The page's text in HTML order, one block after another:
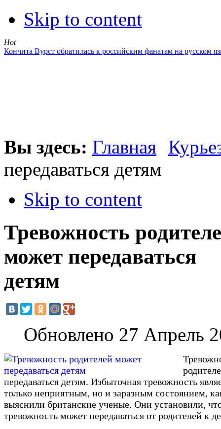
Skip to content
Hot
Кончита Вурст обратилась к российским фанатам на русском
Вы здесь: Главная
передаваться детям
Skip to content
Тревожность
может передаваться
детям
Обновлено 27 Апрель
передаваться детям. Избыточная тревожность
только неприятным, но и заразным состоянием,
выяснили британские ученые. Они установили,
тревожность может передаваться от родителей к